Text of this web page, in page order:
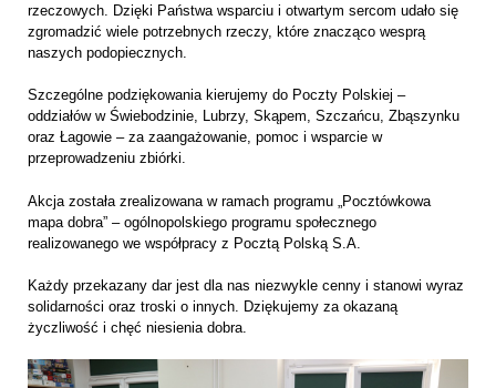
rzeczowych. Dzięki Państwa wsparciu i otwartym sercom udało się
zgromadzić wiele potrzebnych rzeczy, które znacząco wesprą
naszych podopiecznych.
Szczególne podziękowania kierujemy do Poczty Polskiej –
oddziałów w Świebodzinie, Lubrzy, Skąpem, Szczańcu, Zbąszynku
oraz Łagowie – za zaangażowanie, pomoc i wsparcie w
przeprowadzeniu zbiórki.
Akcja została zrealizowana w ramach programu „Pocztówkowa
mapa dobra” – ogólnopolskiego programu społecznego
realizowanego we współpracy z Pocztą Polską S.A.
Każdy przekazany dar jest dla nas niezwykle cenny i stanowi wyraz
solidarności oraz troski o innych. Dziękujemy za okazaną
życzliwość i chęć niesienia dobra.